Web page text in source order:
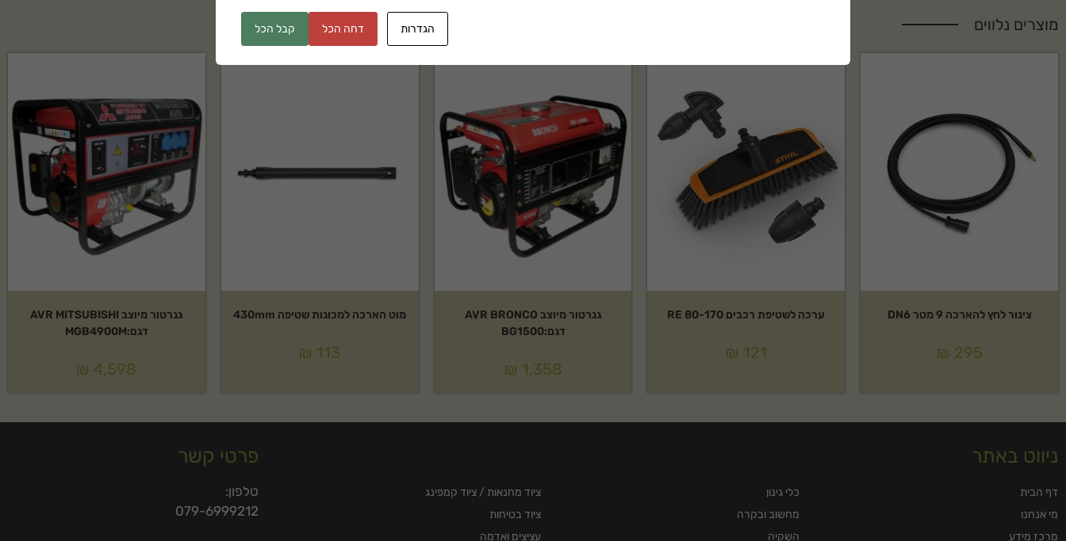
מוצרים נלווים
צינור לחץ להארכה 9 מטר DN6
₪ 295
ערכה לשטיפת רכבים RE 80-170
₪ 121
גנרטור מיוצב AVR BRONCO
דגם:BG1500
₪ 1,358
מוט הארכה למכונות שטיפה 430mm
₪ 113
גנרטור מיוצב AVR MITSUBISHI
דגם:MGB4900M
₪ 4,598
ניווט באתר
דף הבית
מי אנחנו
מרכז מידע
כלי גינון
מחשוב ובקרה
השקיה
ציוד מחנאות / ציוד קמפינג
ציוד בטיחות
עציצים ואדמה
פרטי קשר
טלפון:
079-6999212
הגדרות דחה הכל קבל הכל